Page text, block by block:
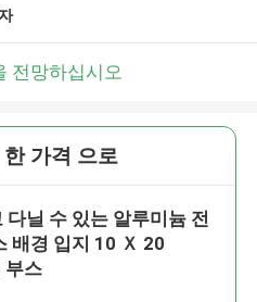
전망하십시오
가격 으로
다닐 수 있는 알루미늄 전
배경 입지 10 Ｘ 20
부스